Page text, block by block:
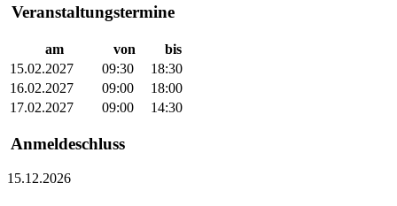
Veranstaltungstermine
am von
bis
15.02.2027
09:30
18:30
16.02.2027
09:00
18:00
17.02.2027
09:00 14:30
Anmeldeschluss
15.12.2026